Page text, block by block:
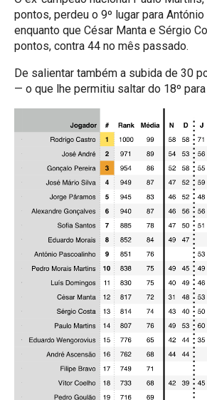
pontos, perdeu o 9º lugar para
enquanto que César Manta e Sérgio
pontos, contra 44 no mês passado.
De salientar também a subida de 30
— o que lhe permitiu saltar do 18º para